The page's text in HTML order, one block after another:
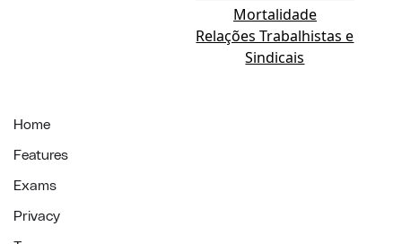
Mortalidade
Relações Trabalhistas e
Sindicais
Home
Features
Exams
Privacy